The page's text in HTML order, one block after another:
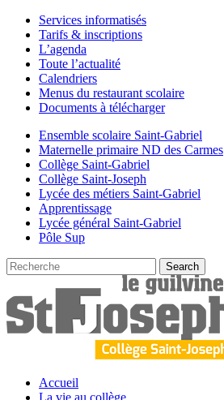
Services informatisés
Tarifs & inscriptions
L’agenda
Toute l’actualité
Calendriers
Menus du restaurant scolaire
Documents à télécharger
Ensemble scolaire Saint-Gabriel
Maternelle primaire ND des Carmes
Collège Saint-Gabriel
Collège Saint-Joseph
Lycée des métiers Saint-Gabriel
Apprentissage
Lycée général Saint-Gabriel
Pôle Sup
Accueil
La vie au collège